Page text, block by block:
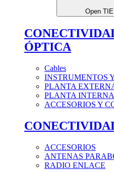
Open
ÓPTICA
Cables
INSTRUMENTOS
PLANTA
PLANTA INTERNA
ACCESORIOS Y
ACCESORIOS
ANTENAS
RADIO ENLACE